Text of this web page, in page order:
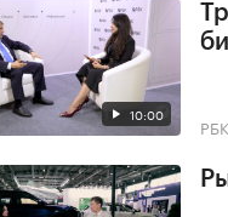
10:00